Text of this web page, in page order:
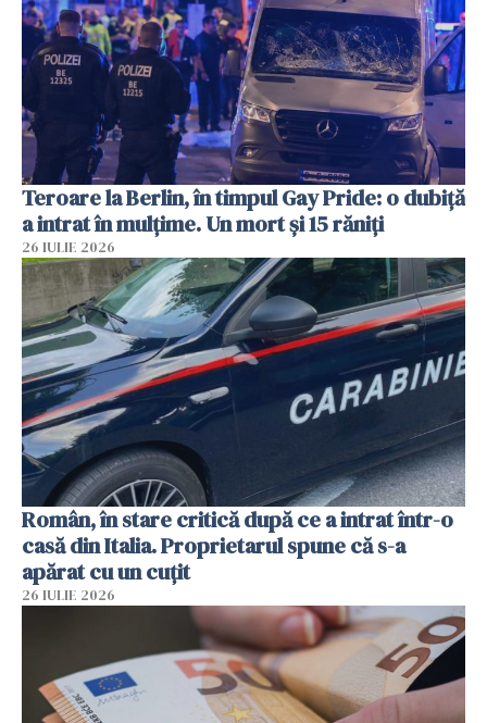
Teroare la Berlin, în timpul Gay Pride: o dubiță
a intrat în mulțime. Un mort și 15 răniți
26 IULIE 2026
Român, în stare critică după ce a intrat într-o
casă din Italia. Proprietarul spune că s-a
apărat cu un cuțit
26 IULIE 2026